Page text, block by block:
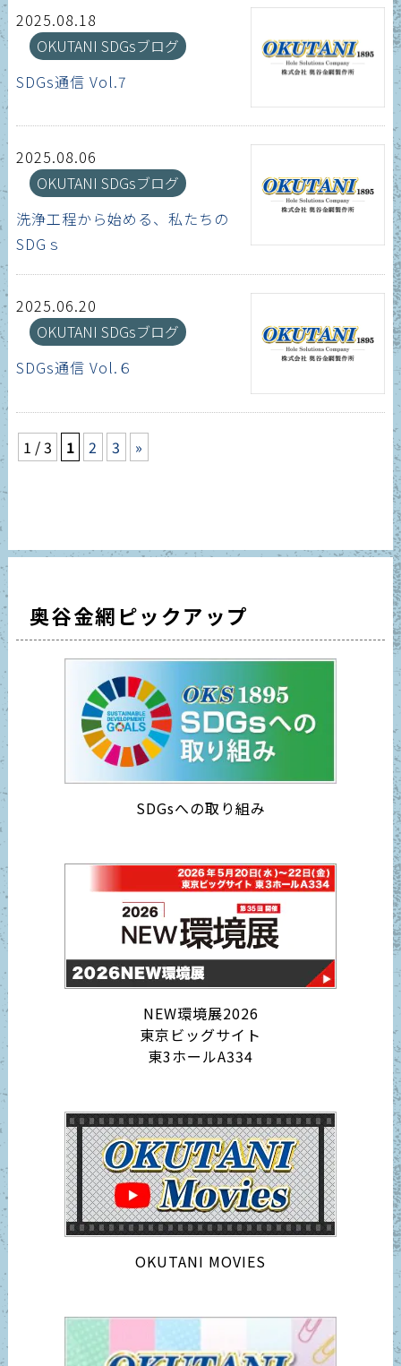
2025.08.18
OKUTANI SDGsブログ
SDGs通信 Vol.7
2025.08.06
OKUTANI SDGsブログ
洗浄工程から始める、私たちの
SDGｓ
2025.06.20
OKUTANI SDGsブログ
SDGs通信 Vol.６
1 / 3 1 2 3 »
奥谷金網ピックアップ
SDGsへの取り組み
NEW環境展2026
東京ビッグサイト
東3ホールA334
OKUTANI MOVIES